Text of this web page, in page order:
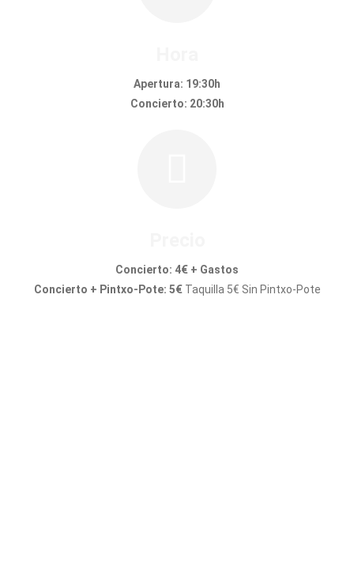
Apertura: 19:30h
Concierto: 20:30h
Concierto: 4€ + Gastos
Concierto + Pintxo-Pote: 5€Taquilla 5€ Sin Pintxo-Pote